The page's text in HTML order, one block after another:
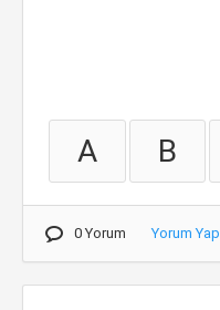
A B
0 Yorum Yorum Yap